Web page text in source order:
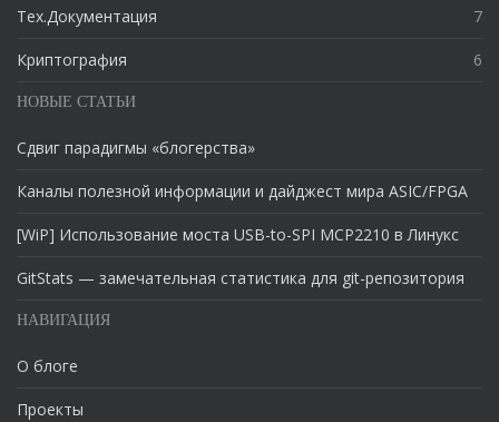
Тех.Документация 7
Криптография 6
НОВЫЕ СТАТЬИ
Сдвиг парадигмы «блогерства»
Каналы полезной информации и дайджест мира ASIC/FPGA
[WiP] Использование моста USB-to-SPI MCP2210 в Линукс
GitStats — замечательная статистика для git-репозитория
НАВИГАЦИЯ
О блоге
Проекты